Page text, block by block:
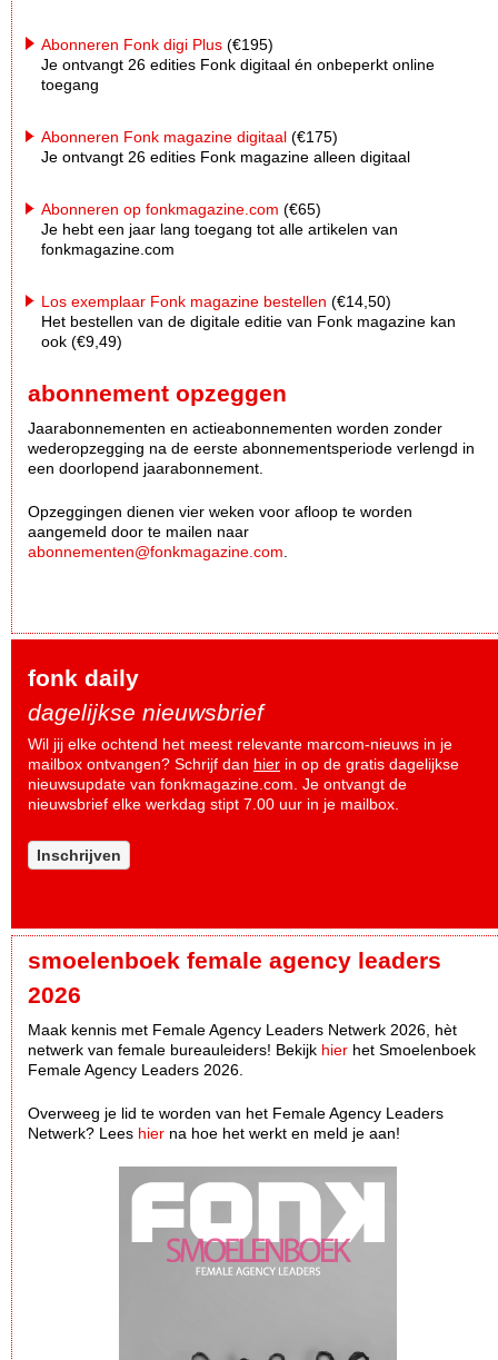
Abonneren Fonk digi Plus (€195)
Je ontvangt 26 edities Fonk digitaal én onbeperkt online
toegang
Abonneren Fonk magazine digitaal (€175)
Je ontvangt 26 edities Fonk magazine alleen digitaal
Abonneren op fonkmagazine.com (€65)
Je hebt een jaar lang toegang tot alle artikelen van
fonkmagazine.com
Los exemplaar Fonk magazine bestellen (€14,50)
Het bestellen van de digitale editie van Fonk magazine kan
ook (€9,49)
abonnement opzeggen
Jaarabonnementen en actieabonnementen worden zonder
wederopzegging na de eerste abonnementsperiode verlengd in
een doorlopend jaarabonnement.
Opzeggingen dienen vier weken voor afloop te worden
aangemeld door te mailen naar
abonnementen@fonkmagazine.com.
fonk daily
dagelijkse nieuwsbrief
Wil jij elke ochtend het meest relevante marcom-nieuws in je
mailbox ontvangen? Schrijf dan hier in op de gratis dagelijkse
nieuwsupdate van fonkmagazine.com. Je ontvangt de
nieuwsbrief elke werkdag stipt 7.00 uur in je mailbox.
Inschrijven
smoelenboek female agency leaders
2026
Maak kennis met Female Agency Leaders Netwerk 2026, hèt
netwerk van female bureauleiders! Bekijk hier het Smoelenboek
Female Agency Leaders 2026.
Overweeg je lid te worden van het Female Agency Leaders
Netwerk? Lees hier na hoe het werkt en meld je aan!